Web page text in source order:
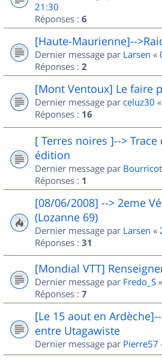
21:30
Réponses : 6
[Haute-Maurienne]--
Dernier message par Larsen «
Réponses : 2
[Mont Ventoux] Le faire
Dernier message par celuz30 «
Réponses : 16
[ Terres noires ]-->
édition
Dernier message par Bourricot
Réponses : 1
[08/06/2008] --> 2eme
(Lozanne 69)
Dernier message par Larsen «
Réponses : 31
[Mondial VTT]
Dernier message par Fredo_S «
Réponses : 7
[Le 15 aout en
entre Utagawiste
Dernier message par Pierre57